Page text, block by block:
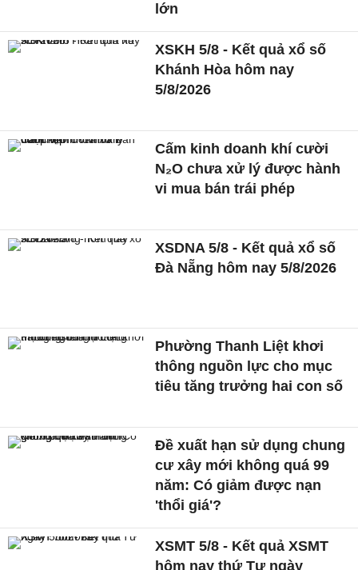
lớn
XSKH 5/8 - Kết quả xổ số
Khánh Hòa hôm nay
5/8/2026
Cấm kinh doanh khí cười
N₂O chưa xử lý được hành
vi mua bán trái phép
XSDNA 5/8 - Kết quả xổ số
Đà Nẵng hôm nay 5/8/2026
Phường Thanh Liệt khơi
thông nguồn lực cho mục
tiêu tăng trưởng hai con số
Đề xuất hạn sử dụng chung
cư xây mới không quá 99
năm: Có giảm được nạn
'thổi giá'?
XSMT 5/8 - Kết quả XSMT
hôm nay thứ Tư ngày